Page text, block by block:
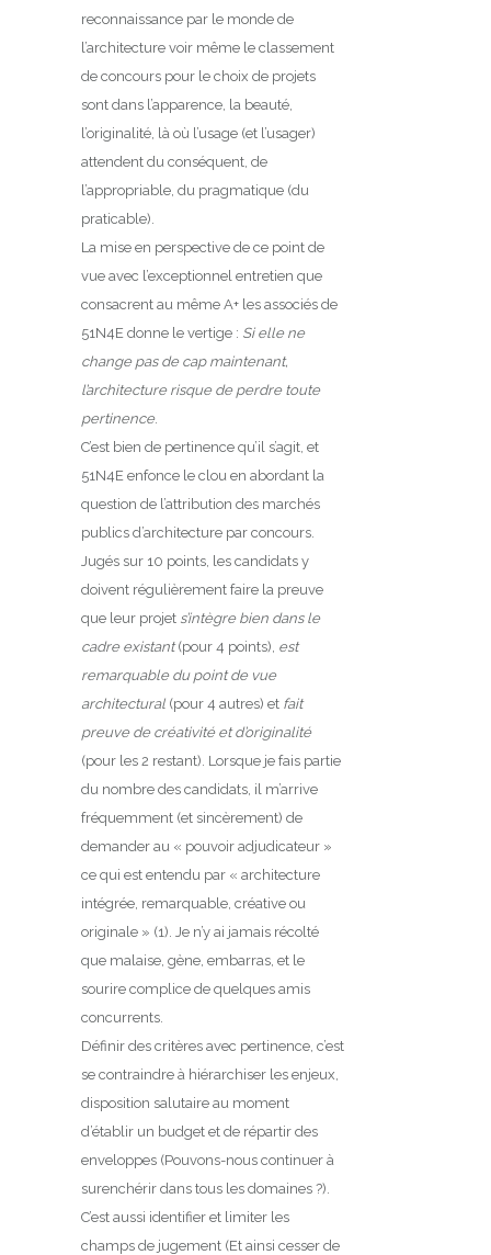
reconnaissance par le monde de
l’architecture voir même le classement
de concours pour le choix de projets
sont dans l’apparence, la beauté,
l’originalité, là où l’usage (et l’usager)
attendent du conséquent, de
l’appropriable, du pragmatique (du
praticable).
La mise en perspective de ce point de
vue avec l’exceptionnel entretien que
consacrent au même A+ les associés de
51N4E donne le vertige : Si elle ne
change pas de cap maintenant,
l’architecture risque de perdre toute
pertinence.
C’est bien de pertinence qu’il s’agit, et
51N4E enfonce le clou en abordant la
question de l’attribution des marchés
publics d’architecture par concours.
Jugés sur 10 points, les candidats y
doivent régulièrement faire la preuve
que leur projet s’intègre bien dans le
cadre existant(pour 4 points), est
remarquable du point de vue
architectural (pour 4 autres) et fait
preuve de créativité et d’originalité
(pour les 2 restant). Lorsque je fais partie
du nombre des candidats, il m’arrive
fréquemment (et sincèrement) de
demander au « pouvoir adjudicateur »
ce qui est entendu par « architecture
intégrée, remarquable, créative ou
originale » (1). Je n’y ai jamais récolté
que malaise, gène, embarras, et le
sourire complice de quelques amis
concurrents.
Définir des critères avec pertinence, c’est
se contraindre à hiérarchiser les enjeux,
disposition salutaire au moment
d’établir un budget et de répartir des
enveloppes (Pouvons-nous continuer à
surenchérir dans tous les domaines ?).
C’est aussi identifier et limiter les
champs de jugement (Et ainsi cesser de